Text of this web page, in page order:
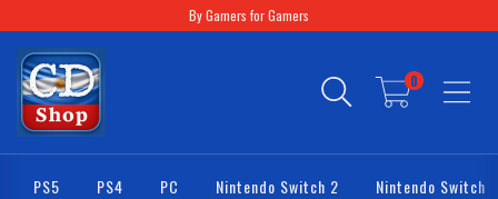
By Gamers for Gamers
0
PS5 PS4 PC Nintendo Switch 2 Nintendo Switch